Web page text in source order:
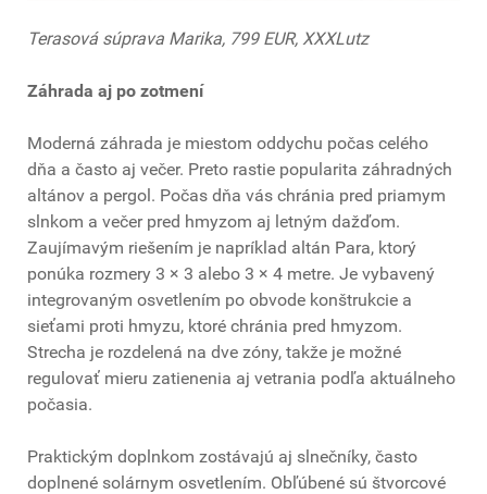
Terasová súprava Marika, 799 EUR, XXXLutz
Záhrada aj po zotmení
Moderná záhrada je miestom oddychu počas celého
dňa a často aj večer. Preto rastie popularita záhradných
altánov a pergol. Počas dňa vás chránia pred priamym
slnkom a večer pred hmyzom aj letným dažďom.
Zaujímavým riešením je napríklad altán Para, ktorý
ponúka rozmery 3 × 3 alebo 3 × 4 metre. Je vybavený
integrovaným osvetlením po obvode konštrukcie a
sieťami proti hmyzu, ktoré chránia pred hmyzom.
Strecha je rozdelená na dve zóny, takže je možné
regulovať mieru zatienenia aj vetrania podľa aktuálneho
počasia.
Praktickým doplnkom zostávajú aj slnečníky, často
doplnené solárnym osvetlením. Obľúbené sú štvorcové